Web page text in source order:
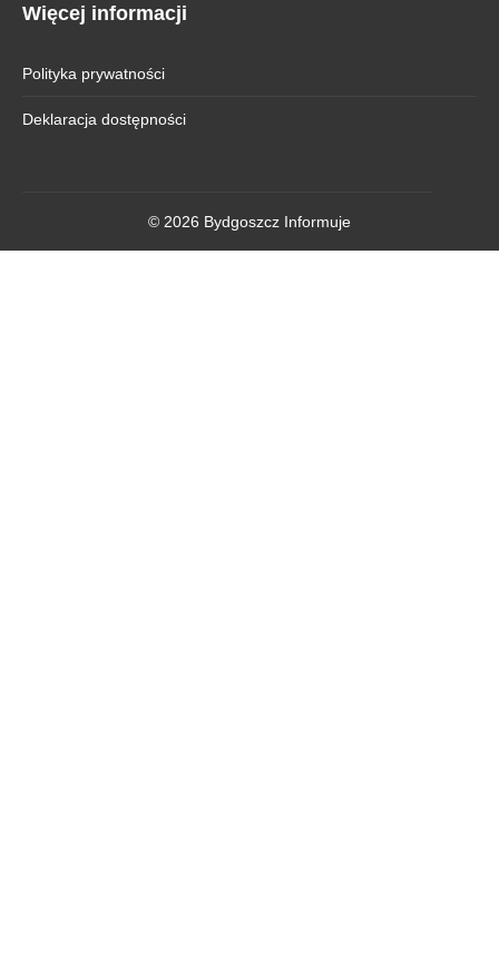
Więcej informacji
Polityka prywatności
Deklaracja dostępności
© 2026 Bydgoszcz Informuje